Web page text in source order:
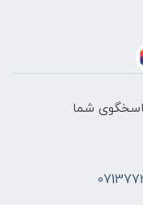
پاسخگوی شما